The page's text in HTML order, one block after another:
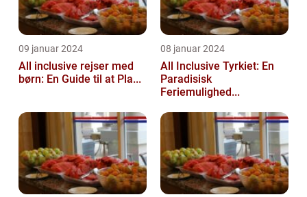
09 januar 2024
All inclusive rejser med
børn: En Guide til at Pla...
08 januar 2024
All Inclusive Tyrkiet: En
Paradisisk
Feriemulighed...